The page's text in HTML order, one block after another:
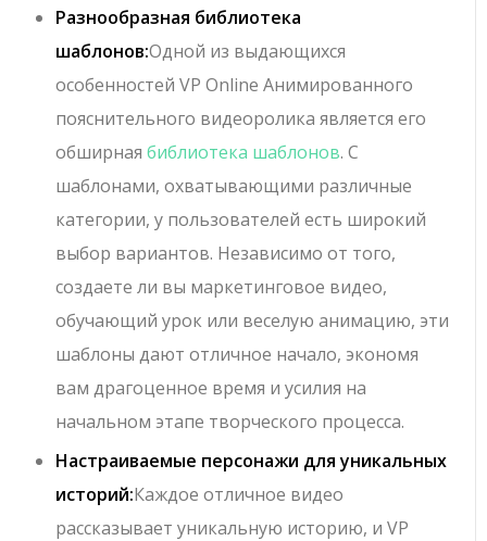
Разнообразная библиотека
шаблонов:Одной из выдающихся
особенностей VP Online Анимированного
пояснительного видеоролика является его
обширнаябиблиотека шаблонов. С
шаблонами, охватывающими различные
категории, у пользователей есть широкий
выбор вариантов. Независимо от того,
создаете ли вы маркетинговое видео,
обучающий урок или веселую анимацию, эти
шаблоны дают отличное начало, экономя
вам драгоценное время и усилия на
начальном этапе творческого процесса.
Настраиваемые персонажи для уникальных
историй:Каждое отличное видео
рассказывает уникальную историю, и VP